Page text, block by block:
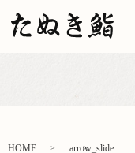
HOME arrow_slide